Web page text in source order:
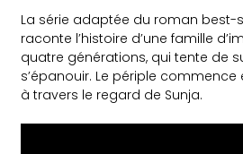
La série adaptée du roman best-
raconte l’histoire d’une famille
quatre générations, qui tente de
s’épanouir. Le périple commence
à travers le regard de Sunja.